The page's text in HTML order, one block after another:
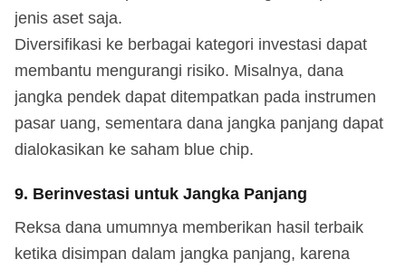
jenis aset saja.
Diversifikasi ke berbagai kategori investasi dapat
membantu mengurangi risiko. Misalnya, dana
jangka pendek dapat ditempatkan pada instrumen
pasar uang, sementara dana jangka panjang dapat
dialokasikan ke saham blue chip.
9. Berinvestasi untuk Jangka Panjang
Reksa dana umumnya memberikan hasil terbaik
ketika disimpan dalam jangka panjang, karena